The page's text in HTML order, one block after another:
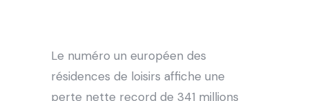
Le numéro un européen des
résidences de loisirs affiche une
perte nette record de 341 millions